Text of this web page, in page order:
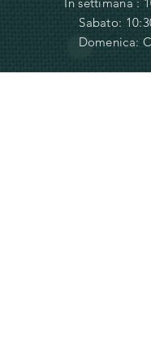
Sabato:
Domenica: